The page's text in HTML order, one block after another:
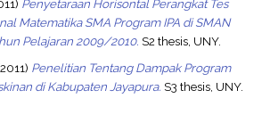
Penyetaraan Horisontal Perangkat Tes
Matematika SMA Program IPA di SMAN
Pelajaran 2009/2010. S2 thesis, UNY.
Penelitian Tentang Dampak Program
di Kabupaten Jayapura. S3 thesis, UNY.